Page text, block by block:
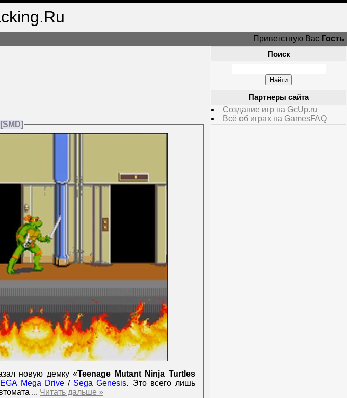
Приветствую Вас Гость
новую демку «Teenage Mutant Ninja Turtles
Mega Drive / Sega Genesis. Это всего лишь
... Читать дальше »
Поиск
Партнеры сайта
Создание игр на GcUp.ru
Всё об играх на GamesFAQ